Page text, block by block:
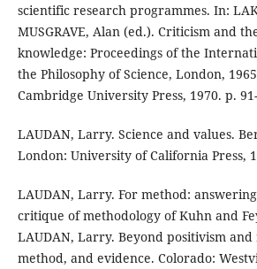
scientific research programmes. In:
MUSGRAVE, Alan (ed.). Criticism and
knowledge: Proceedings of the
the Philosophy of Science, London,
Cambridge University Press, 1970. p.
LAUDAN, Larry. Science and values.
London: University of California Press,
LAUDAN, Larry. For method:
critique of methodology of Kuhn and
LAUDAN, Larry. Beyond positivism
method, and evidence. Colorado: